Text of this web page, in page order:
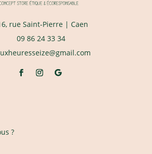
rue Saint-Pierre | Caen
09 86 24 33 34
?